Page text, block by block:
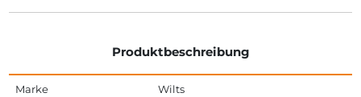
Produktbeschreibung
Marke Wilts